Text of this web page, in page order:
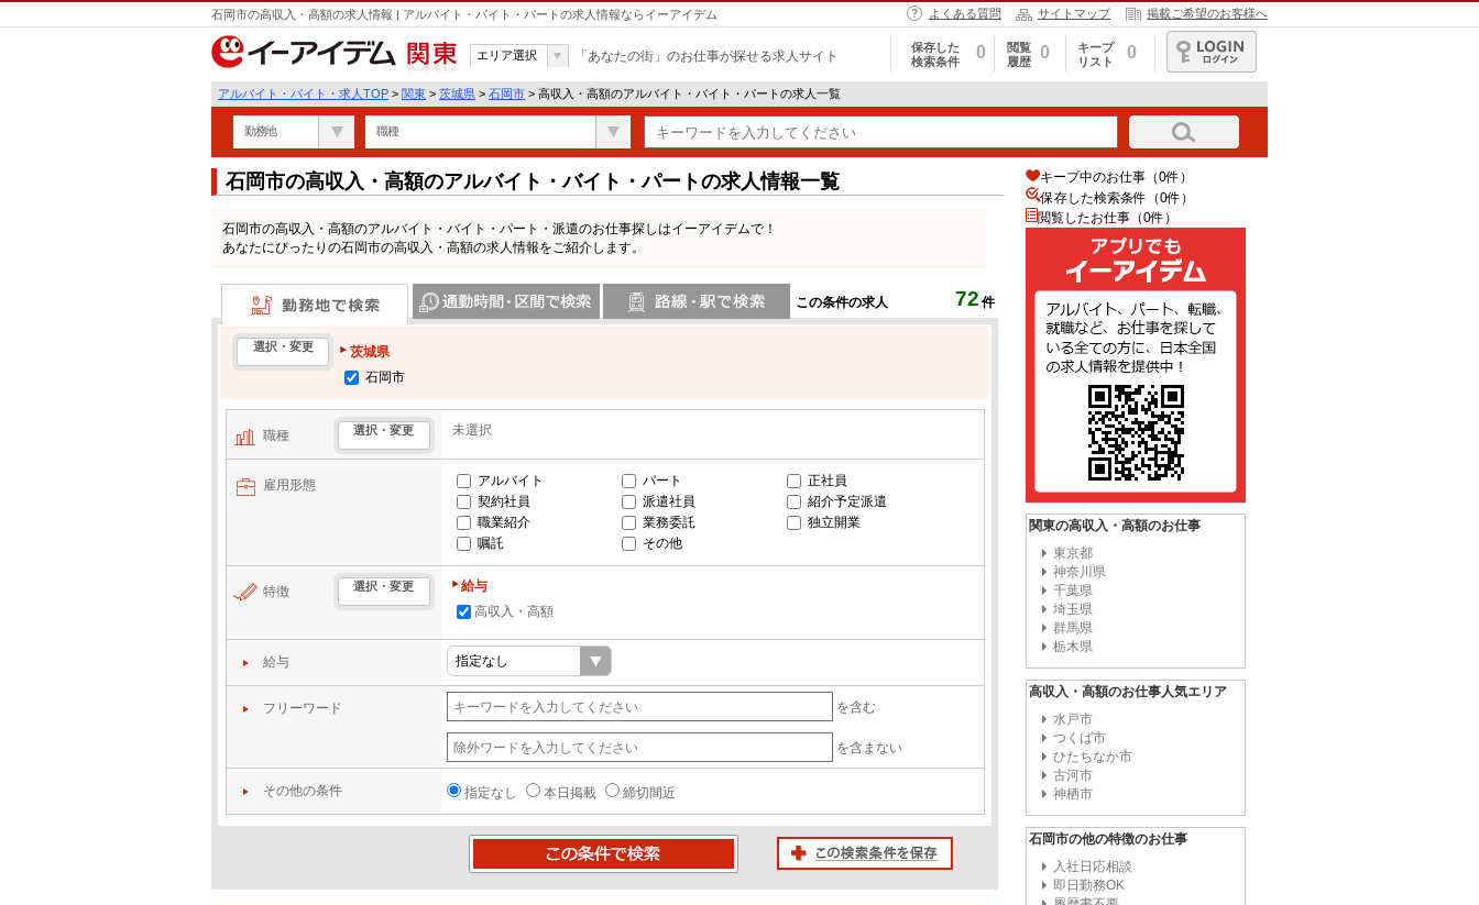
石岡市の高収入・高額の求人情報 | アルバイト・バイト・パートの求人情報ならイーアイデム よくある質問 サイトマップ 掲載ご希望のお客様へ
関東
エリア選択 「あなたの街」のお仕事が探せる求人サイト
保存した
検索条件
0
閲覧
履歴
0
キープ
リスト
0
ログイン
アルバイト・バイト・求人TOP > 関東 > 茨城県 > 石岡市 > 高収入・高額のアルバイト・バイト・パートの求人一覧
勤務地 職種
石岡市の高収入・高額のアルバイト・バイト・パートの求人情報一覧
石岡市の高収入・高額のアルバイト・バイト・パート・派遣のお仕事探しはイーアイデムで！
あなたにぴったりの石岡市の高収入・高額の求人情報をご紹介します。
この条件の求人 72 件
勤務地で検索
選択・変更
茨城県
石岡市
職種 選択・変更 未選択
雇用形態 アルバイト パート
正社員
契約社員
派遣社員
紹介予定派遣
職業紹介
業務委託
独立開業
嘱託
その他
特徴 選択・変更
給与
高収入・高額
給与
フリーワード を含む
を含まない
その他の条件 指定なし 本日掲載 締切間近
キープ中のお仕事（0件）
保存した検索条件（0件）
閲覧したお仕事（0件）
関東の高収入・高額のお仕事
東京都
神奈川県
千葉県
埼玉県
群馬県
栃木県
高収入・高額のお仕事人気エリア
水戸市
つくば市
ひたちなか市
古河市
神栖市
石岡市の他の特徴のお仕事
入社日応相談
即日勤務OK